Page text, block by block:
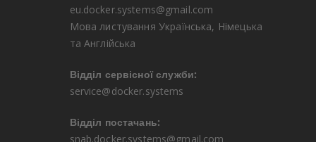
eu.docker.systems@gmail.com
Мова листування Українська, Німецька
та Англійська
Відділ сервісної служби:
service@docker.systems
Відділ постачань:
snab.docker.systems@gmail.com